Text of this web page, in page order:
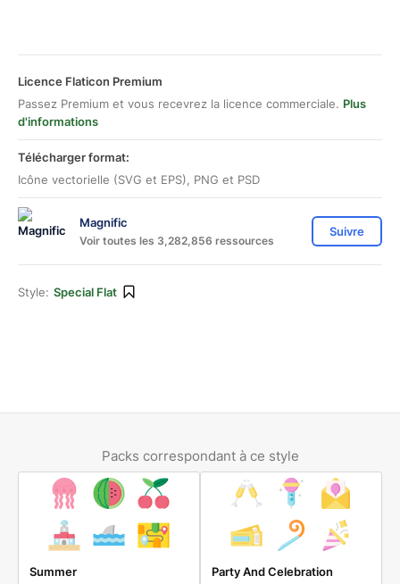
Licence Flaticon Premium
Passez Premium et vous recevrez la licence commerciale. Plus
d'informations
Télécharger format:
Icône vectorielle (SVG et EPS), PNG et PSD
Magnific
Voir toutes les 3,282,856 ressources
Suivre
Style: Special Flat
Packs correspondant à ce style
Summer Party And Celebration